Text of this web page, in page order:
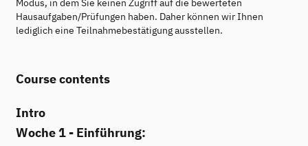
Modus, in dem Sie keinen Zugriff auf die bewerteten
Hausaufgaben/Prüfungen haben. Daher können wir Ihnen
lediglich eine Teilnahmebestätigung ausstellen.
Course contents
Intro
Woche 1 - Einführung: